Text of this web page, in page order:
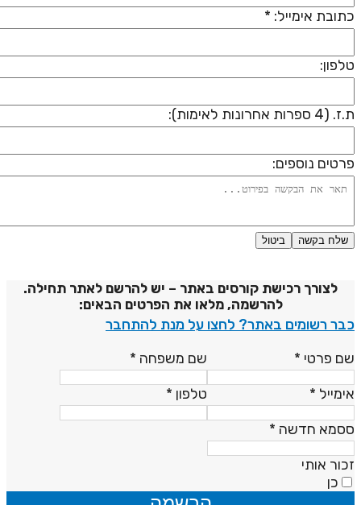
אימייל: *
ספרות אחרונות לאימות):
נוספים:
שלח בקשה ביטול
לצורך רכישת קורסים באתר – יש להרשם לאתר תחילה.
להרשמה, מלאו את הפרטים הבאים:
רשומים באתר? לחצו על מנת להתחבר
פרטי* שם משפחה*
* טלפון*
חדשה*
אותי
כן